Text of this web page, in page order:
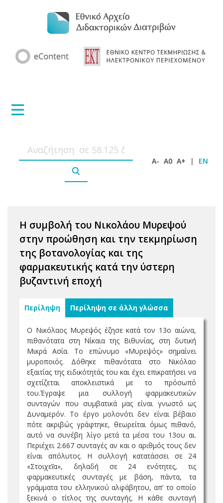
A- A0 A+ | EN
Η συμβολή του Νικολάου Μυρεψού
στην προώθηση και την τεκμηρίωση
της βοτανολογίας και της
φαρμακευτικής κατά την ύστερη
βυζαντινή εποχή
Περίληψη Περίληψη σε άλλη γλώσσα
Ο Νικόλαος Μυρεψός έζησε κατά τον 13ο αιώνα,
πιθανότατα στη Νίκαια της Βιθυνίας, στη δυτική
Μικρά Ασία. Το επώνυμο «Μυρεψός» σημαίνει
μυροποιός. Δόθηκε πιθανότατα στο Νικόλαο
εξαιτίας της ειδικότητάς του και έχει επικρατήσει να
σχετίζεται αποκλειστικά με το πρόσωπό
του.Έγραψε μια συλλογή φαρμακευτικών
συνταγών που συμβατικά μας είναι γνωστό ως
Δυναμερόν. Το έργο μολονότι δεν είναι βέβαιο
πότε ακριβώς γράφτηκε, θεωρείται όμως πιθανό,
αυτό να συνέβη λίγο μετά τα μέσα του 13ου αι.
Περιέχει 2.667 συνταγές αν και ο αριθμός τους δεν
είναι απόλυτος. Η συλλογή κατατάσσει σε 24
«Στοιχεῖα», δηλαδή σε 24 ενότητες, τις
φαρμακευτικές συνταγές με βάση, πάντα, τα
γράμματα του ελληνικού αλφάβητου, απ’ το οποίο
ξεκινά ο τίτλος της συνταγής. Η κάθε συνταγή